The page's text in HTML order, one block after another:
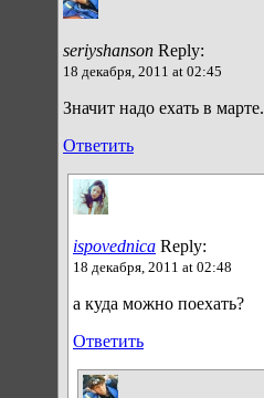
seriyshanson Reply:
18 декабря, 2011 at 02:45
Значит надо ехать в марте.
Ответить
ispovednica Reply:
18 декабря, 2011 at 02:48
а куда можно поехать?
Ответить